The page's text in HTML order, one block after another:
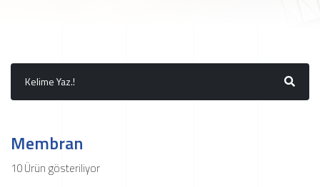
Membran
10 Ürün gösteriliyor